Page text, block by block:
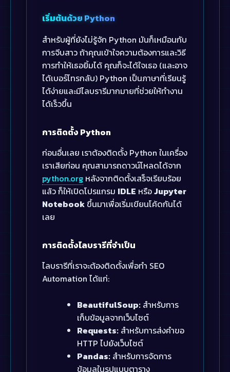
เริ่มต้นด้วย Python
สำหรับผู้ที่ยังไม่รู้จัก Python มันก็เหมือนกับ
การจีบสาว ถ้าคุณเข้าใจความต้องการและวิธี
การทำให้เธอยิ้มได้ คุณก็จะได้ใจเธอ (และอาจ
ได้เบอร์โทรกลับ) Python เป็นภาษาที่เรียนรู้
ได้ง่ายและมีไลบรารีมากมายที่ช่วยให้ทำงาน
ได้เร็วขึ้น
การติดตั้ง Python
ก่อนอื่นเลย เราต้องติดตั้ง Python ในเครื่อง
เราเสียก่อน คุณสามารถดาวน์โหลดได้จาก
python.org หลังจากติดตั้งเสร็จเรียบร้อย
แล้ว ก็ให้เปิดโปรแกรม IDLE หรือJupyter
Notebook ขึ้นมาเพื่อเริ่มเขียนโค้ดกันได้
เลย
การติดตั้งไลบรารีที่จำเป็น
ไลบรารีที่เราจะต้องติดตั้งเพื่อทำ SEO
Automation ได้แก่:
BeautifulSoup: สำหรับการ
เก็บข้อมูลจากเว็บไซต์
Requests: สำหรับการส่งคำขอ
HTTP ไปยังเว็บไซต์
Pandas: สำหรับการจัดการ
ข้อมูลในรูปแบบตาราง